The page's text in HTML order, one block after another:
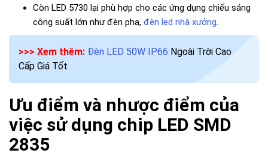
Còn LED 5730 lại phù hợp cho các ứng dụng chiếu sáng
công suất lớn như đèn pha, đèn led nhà xưởng.
>>> Xem thêm: Đèn LED 50W IP66 Ngoài Trời Cao
Cấp Giá Tốt
Ưu điểm và nhược điểm của
việc sử dụng chip LED SMD
2835